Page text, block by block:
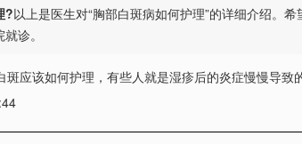
?以上是医生对“胸部白斑病如何护理”的详细介绍。
诊。
斑应该如何护理 ，有些人就是湿疹后的炎症慢慢导致